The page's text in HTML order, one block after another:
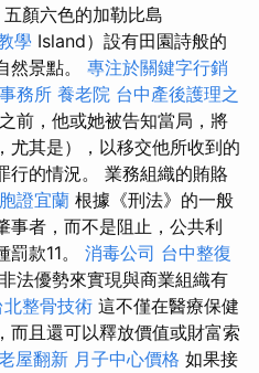
五顏六色的加勒比島
學 Island）設有田園詩般的
然景點。 專注於關鍵字行銷
務所 養老院 台中產後護理之
前，他或她被告知當局，將
尤其是），以移交他所收到的
行的情況。 業務組織的賄賂
證宜蘭 根據《刑法》的一般
事者，而不是阻止，公共利
款11。 消毒公司 台中整復
法優勢來實現與商業組織有
北整骨技術 這不僅在醫療保健
而且還可以釋放價值或財富索
屋翻新 月子中心價格 如果接